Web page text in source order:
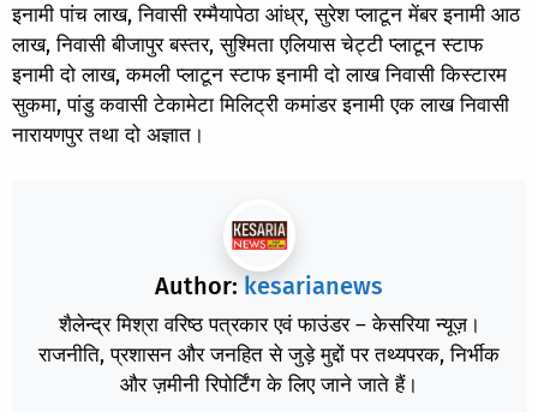
इनामी पांच लाख, निवासी रम्मैयापेठा आंध्र, सुरेश प्लाटून मेंबर इनामी आठ
लाख, निवासी बीजापुर बस्तर, सुश्मिता एलियास चेट्टी प्लाटून स्टाफ
इनामी दो लाख, कमली प्लाटून स्टाफ इनामी दो लाख निवासी किस्टारम
सुकमा, पांडु कवासी टेकामेटा मिलिट्री कमांडर इनामी एक लाख निवासी
नारायणपुर तथा दो अज्ञात।
Author: kesarianews
शैलेन्द्र मिश्रा वरिष्ठ पत्रकार एवं फाउंडर – केसरिया न्यूज़।
राजनीति, प्रशासन और जनहित से जुड़े मुद्दों पर तथ्यपरक, निर्भीक
और ज़मीनी रिपोर्टिंग के लिए जाने जाते हैं।